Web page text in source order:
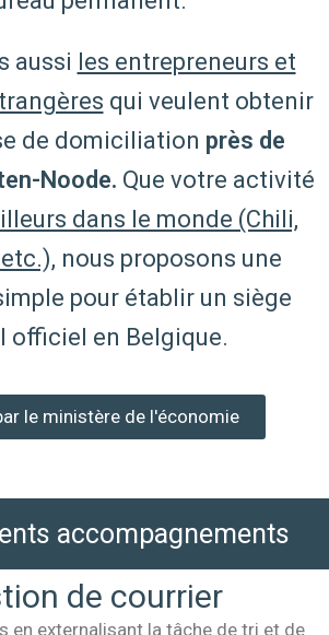
aussi les entrepreneurs et
qui veulent obtenir
de domiciliation près de
Noode. Que votre activité
dans le monde (Chili,
nous proposons une
pour établir un siège
officiel en Belgique.
le ministère de l'économie
accompagnements
de courrier
en externalisant la tâche de tri et de